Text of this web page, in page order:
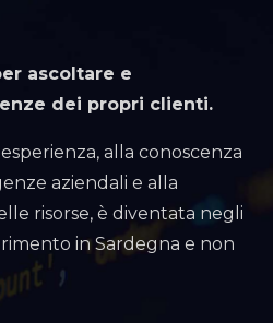
ascoltare e
dei propri clienti.
alla conoscenza
aziendali e alla
risorse, è diventata negli
in Sardegna e non